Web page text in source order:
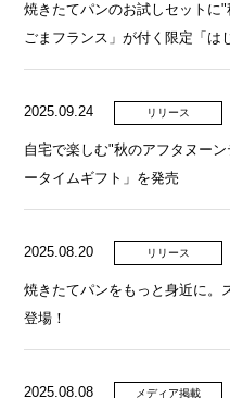
焼きたてパンのお試しセットに
ごまフランス」が付く限定「は
2025.09.24 リリース
自宅で楽しむ"秋のアフタヌー
ータイムギフト」を発売
2025.08.20 リリース
焼きたてパンをもっと身近に。
登場！
2025.08.08 メディア掲載